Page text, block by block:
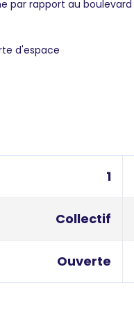
par rapport au boulevard
d'espace
1
Collectif
Ouverte